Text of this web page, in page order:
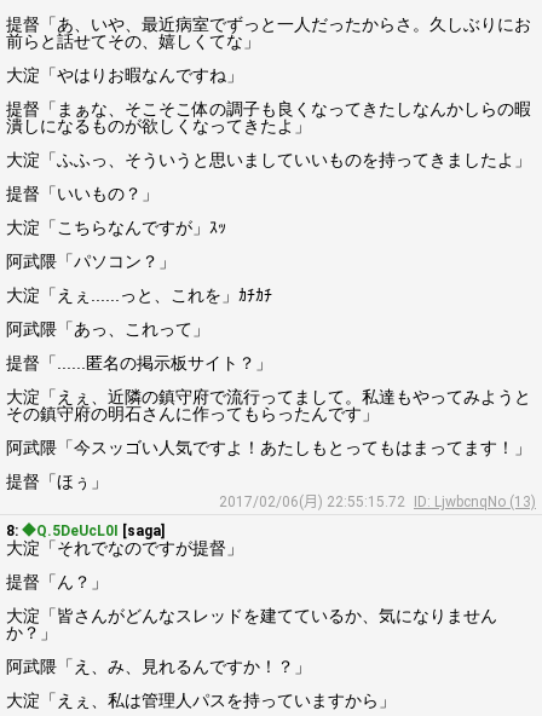
提督「あ、いや、最近病室でずっと一人だったからさ。久しぶりにお
前らと話せてその、嬉しくてな」
大淀「やはりお暇なんですね」
提督「まぁな、そこそこ体の調子も良くなってきたしなんかしらの暇
潰しになるものが欲しくなってきたよ」
大淀「ふふっ、そういうと思いましていいものを持ってきましたよ」
提督「いいもの？」
大淀「こちらなんですが」ｽｯ
阿武隈「パソコン？」
大淀「えぇ......っと、これを」ｶﾁｶﾁ
阿武隈「あっ、これって」
提督「......匿名の掲示板サイト？」
大淀「えぇ、近隣の鎮守府で流行ってまして。私達もやってみようと
その鎮守府の明石さんに作ってもらったんです」
阿武隈「今スッゴい人気ですよ！あたしもとってもはまってます！」
提督「ほぅ」
2017/02/06(月) 22:55:15.72
ID: LjwbcnqNo (13)
8: ◆Q.5DeUcL0I [saga]
大淀「それでなのですが提督」
提督「ん？」
大淀「皆さんがどんなスレッドを建てているか、気になりません
か？」
阿武隈「え、み、見れるんですか！？」
大淀「えぇ、私は管理人パスを持っていますから」